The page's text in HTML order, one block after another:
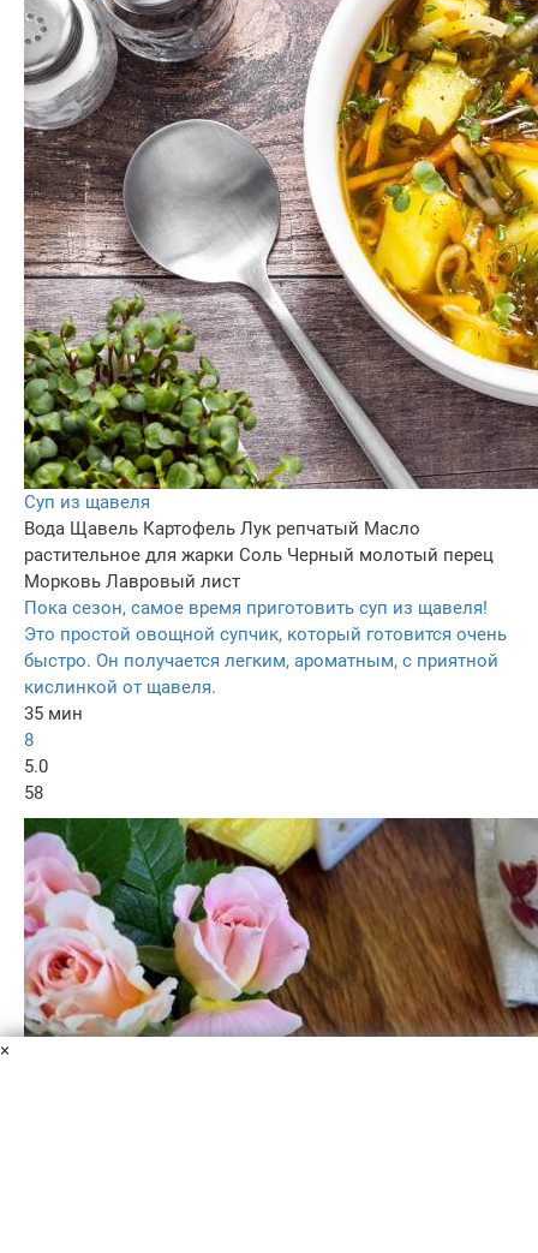
Суп из щавеля
Вода Щавель Картофель Лук репчатый Масло
растительное для жарки Соль Черный молотый перец
Морковь Лавровый лист
Пока сезон, самое время приготовить суп из щавеля!
Это простой овощной супчик, который готовится очень
быстро. Он получается легким, ароматным, с приятной
кислинкой от щавеля.
35 мин
8
5.0
58
×